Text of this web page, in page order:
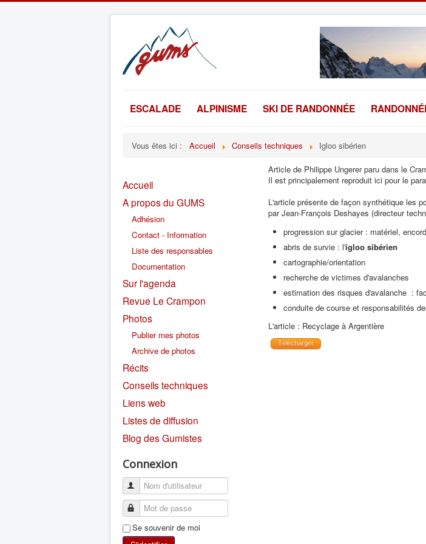
ESCALADE ALPINISME SKI DE RANDONNÉE
Vous êtes ici : Accueil Conseils techniques Igloo sibérien
Accueil
A propos du GUMS
Adhésion
Contact - Information
Liste des responsables
Documentation
Sur l'agenda
Revue Le Crampon
Photos
Publier mes photos
Archive de photos
Récits
Conseils techniques
Liens web
Listes de diffusion
Blog des Gumistes
Connexion
Se souvenir de moi
Article de Philippe Ungerer paru dans le
Il est principalement reproduit ici pour le
L'article présente de façon synthétique les
par Jean-François Deshayes (directeur
progression sur glacier : matériel,
abris de survie : l'igloo sibérien
cartographie/orientation
recherche de victimes d'avalanches
estimation des risques d'avalanche :
conduite de course et responsabilités
L'article : Recyclage à Argentière
Télécharger